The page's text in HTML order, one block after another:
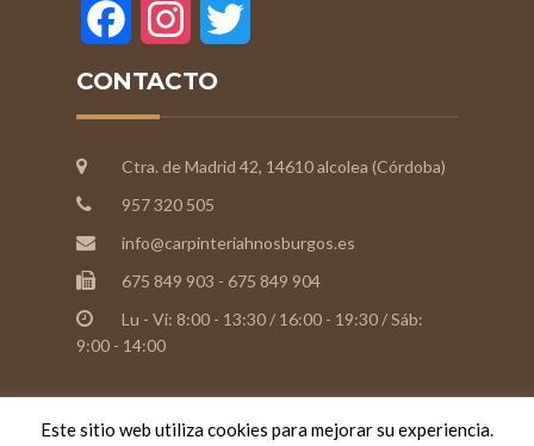
FacebookInstagram
CONTACTO
Ctra. de Madrid 42, 14610 alcolea (Córdoba)
957 320 505
info@carpinteriahnosburgos.es
675 849 903 - 675 849 904
Lu - Vi: 8:00 - 13:30 / 16:00 - 19:30 / Sáb:
9:00 - 14:00
Este sitio web utiliza cookies para mejorar su experiencia.